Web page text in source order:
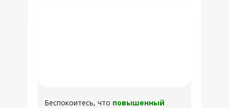
Беспокоитесь, что повышенный